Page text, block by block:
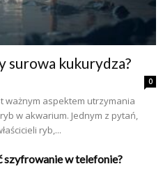
surowa kukurydza?
0
ważnym aspektem utrzymania
w akwarium. Jednym z pytań,
ryb,...
szyfrowanie w telefonie?